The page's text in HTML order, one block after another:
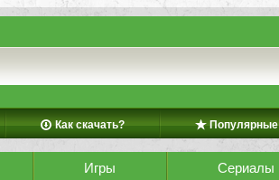
Как скачать? Популярные
Игры Сериалы